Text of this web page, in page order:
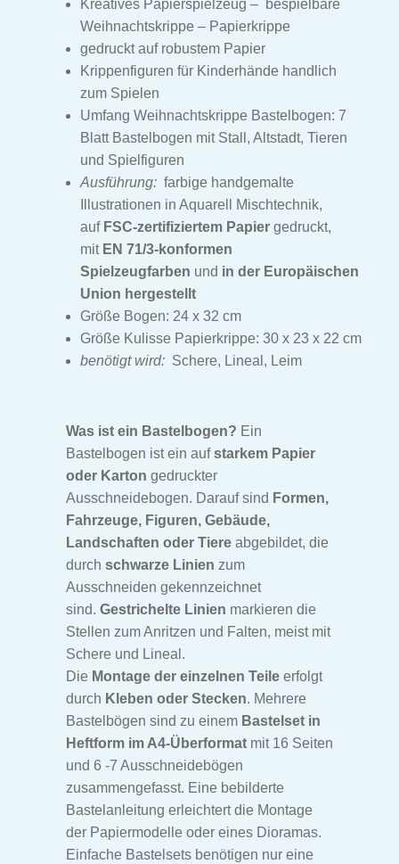
Piratenschiff Bastelbogen
Garten Bastelbogen
Reiterhof Bastelbogen
Bauernhof Bastelbogen
Unser Dorf Bastelbogen
Schloss & Garten
Eisenbahn Bastelbogen
Zirkus Bastelbogen
Indianer Bastelbogen
Dinosaurier Bastelbogen
Weihnachtskrippe Bastelbogen
Klassiker
Weihnachten & Ostern
Weihnachtskrippe Bastelbogen
Lichterhaus Bastelbogen
Ostern Bastelbogen
Kreatives Papierspielzeug – bespielbare
Weihnachtskrippe – Papierkrippe
gedruckt auf robustem Papier
Krippenfiguren für Kinderhände handlich
zum Spielen
Umfang Weihnachtskrippe Bastelbogen: 7
Blatt Bastelbogen mit Stall, Altstadt, Tieren
und Spielfiguren
Ausführung:farbige handgemalte
Illustrationen in Aquarell Mischtechnik,
auf FSC-zertifiziertem Papiergedruckt,
mit EN 71/3-konformen
Spielzeugfarben und in der Europäischen
Union hergestellt
Größe Bogen: 24 x 32 cm
Größe Kulisse Papierkrippe: 30 x 23 x 22 cm
benötigt wird:Schere, Lineal, Leim
Was ist ein Bastelbogen? Ein
Bastelbogen ist ein aufstarkem Papier
oder Karton gedruckter
Ausschneidebogen. Darauf sind Formen,
Fahrzeuge, Figuren, Gebäude,
Landschaften oder Tiereabgebildet, die
durch schwarze Linien zum
Ausschneiden gekennzeichnet
sind. Gestrichelte Linien markieren die
Stellen zum Anritzen und Falten, meist mit
Schere und Lineal.
Die Montage der einzelnen Teileerfolgt
durch Kleben oder Stecken. Mehrere
Bastelbögen sind zu einem Bastelset in
Heftform im A4-Überformatmit 16 Seiten
und 6 -7 Ausschneidebögen
zusammengefasst. Eine bebilderte
Bastelanleitung erleichtert die Montage
der Papiermodelle oder eines Dioramas.
Einfache Bastelsets benötigen nur eine